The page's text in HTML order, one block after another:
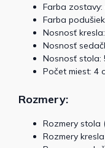
Farba
Farba
Nosnosť
Nosnosť
Nosnosť stola:
Počet miest: 4
Rozmery:
Rozmery stola
Rozmery